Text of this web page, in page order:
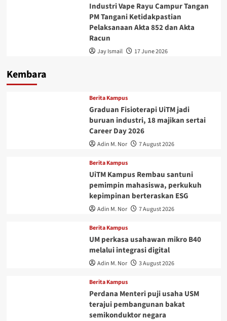
Industri Vape Rayu Campur Tangan
PM Tangani Ketidakpastian
Pelaksanaan Akta 852 dan Akta
Racun
Jay Ismail 17 June 2026
Kembara
Berita Kampus
Graduan Fisioterapi UiTM jadi
buruan industri, 18 majikan sertai
Career Day 2026
Adin M. Nor 7 August 2026
Berita Kampus
UiTM Kampus Rembau santuni
pemimpin mahasiswa, perkukuh
kepimpinan berteraskan ESG
Adin M. Nor 7 August 2026
Berita Kampus
UM perkasa usahawan mikro B40
melalui integrasi digital
Adin M. Nor 3 August 2026
Berita Kampus
Perdana Menteri puji usaha USM
terajui pembangunan bakat
semikonduktor negara